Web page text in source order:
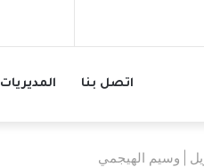
المديريات اتصل بنا
وسيم الهيجمي